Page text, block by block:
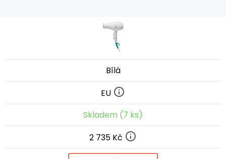
Bílá
EU
Skladem (7 ks)
2 735 Kč